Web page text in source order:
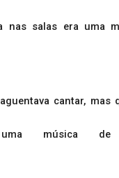
nas salas era uma
cantar,
música